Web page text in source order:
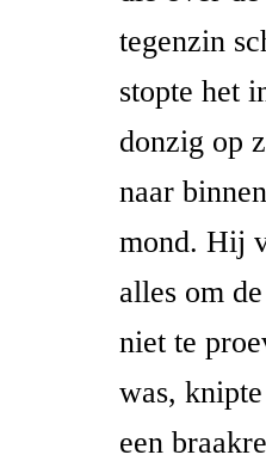
tegenzin
stopte het
donzig op
naar
mond. Hij
alles om
niet te
was,
een